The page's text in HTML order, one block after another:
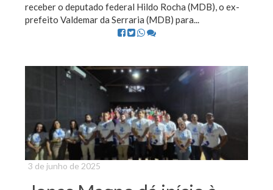
receber o deputado federal Hildo Rocha (MDB), o ex-
prefeito Valdemar da Serraria (MDB) para...
3 de junho de 2025